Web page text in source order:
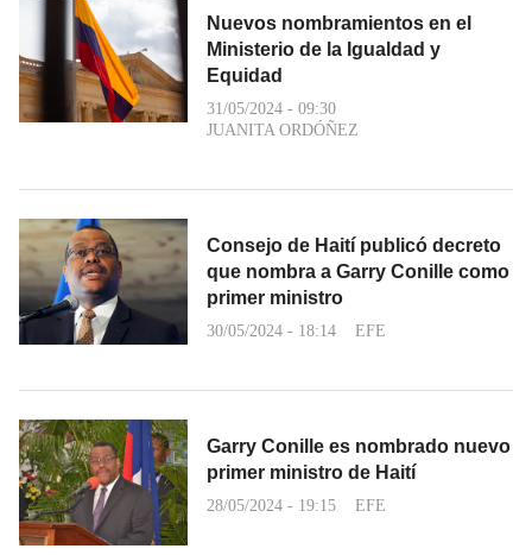
Nuevos nombramientos en el
Ministerio de la Igualdad y
Equidad
31/05/2024 - 09:30
JUANITA ORDÓÑEZ
Consejo de Haití publicó decreto
que nombra a Garry Conille como
primer ministro
30/05/2024 - 18:14 EFE
Garry Conille es nombrado nuevo
primer ministro de Haití
28/05/2024 - 19:15 EFE